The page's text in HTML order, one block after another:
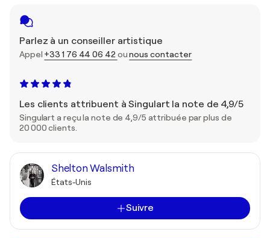
Parlez à un conseiller artistique
Appel +33 1 76 44 06 42ounous contacter
Les clients attribuent à Singulart la note de 4,9/5
Singulart a reçu la note de 4,9/5 attribuée par plus de
20 000 clients.
Shelton Walsmith
États-Unis
Suivre